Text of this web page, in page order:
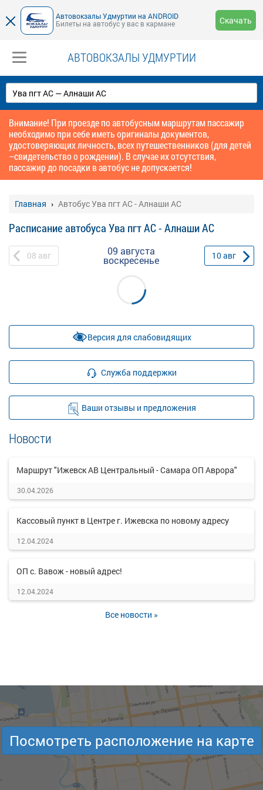
Автовокзалы Удмуртии на ANDROID
Билеты на автобус у вас в кармане
Скачать
АВТОВОКЗАЛЫ УДМУРТИИ
Внимание! При проезде по автобусным маршрутам пассажир
необходимо при себе иметь оригиналы документов,
удостоверяющих личность, всех путешественников (для детей
–свидетельство о рождении). В случае их отсутствия,
пассажир до посадки в автобус не допускается!
Главная Автобус Ува пгт АС - Алнаши АС
Расписание автобуса Ува пгт АС - Алнаши АС
08 авг 09 августа
воскресенье 10авг
Версия для слабовидящих
Служба поддержки
Ваши отзывы и предложения
Новости
Маршрут "Ижевск АВ Центральный - Самара ОП Аврора"
30.04.2026
Кассовый пункт в Центре г. Ижевска по новому адресу
12.04.2024
ОП с. Вавож - новый адрес!
12.04.2024
Все новости »
Посмотреть расположение на карте